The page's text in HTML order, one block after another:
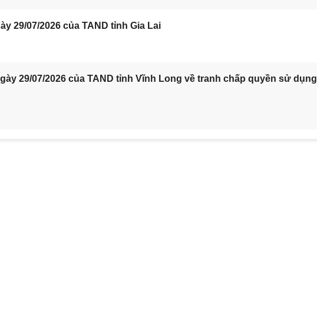
29/07/2026 của TAND tỉnh Gia Lai
29/07/2026 của TAND tỉnh Vĩnh Long về tranh chấp quyền sử dụng